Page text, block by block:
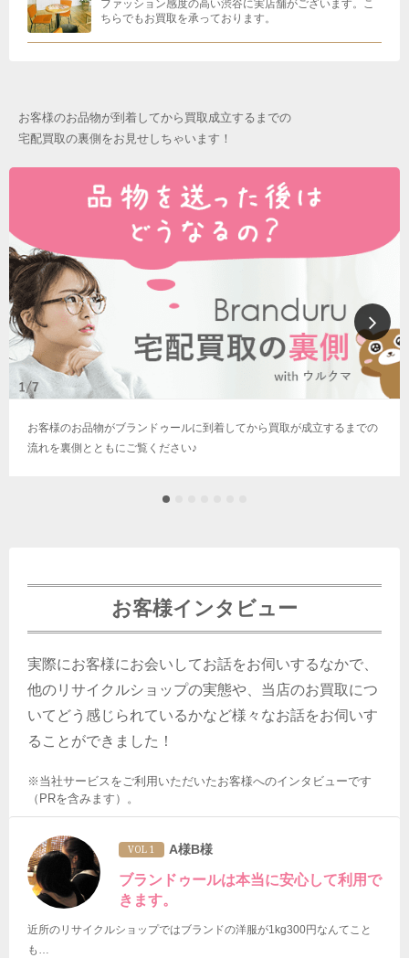
ファッション感度の高い渋谷に実店舗がございます。こ
ちらでもお買取を承っております。
お客様のお品物が到着してから買取成立するまでの
宅配買取の裏側をお見せしちゃいます！
お客様のお品物がブランドゥールに到着してから買取が成立するまでの
流れを裏側とともにご覧ください♪
お客様インタビュー
実際にお客様にお会いしてお話をお伺いするなかで、
他のリサイクルショップの実態や、当店のお買取につ
いてどう感じられているかなど様々なお話をお伺いす
ることができました！
※当社サービスをご利用いただいたお客様へのインタビューです
（PRを含みます）。
VOL 1 A様B様
ブランドゥールは本当に安心して利用で
きます。
近所のリサイクルショップではブランドの洋服が1kg300円なんてこと
も…